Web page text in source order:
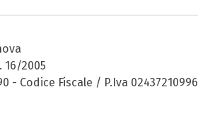
2005
- Codice Fiscale / P.Iva 02437210996